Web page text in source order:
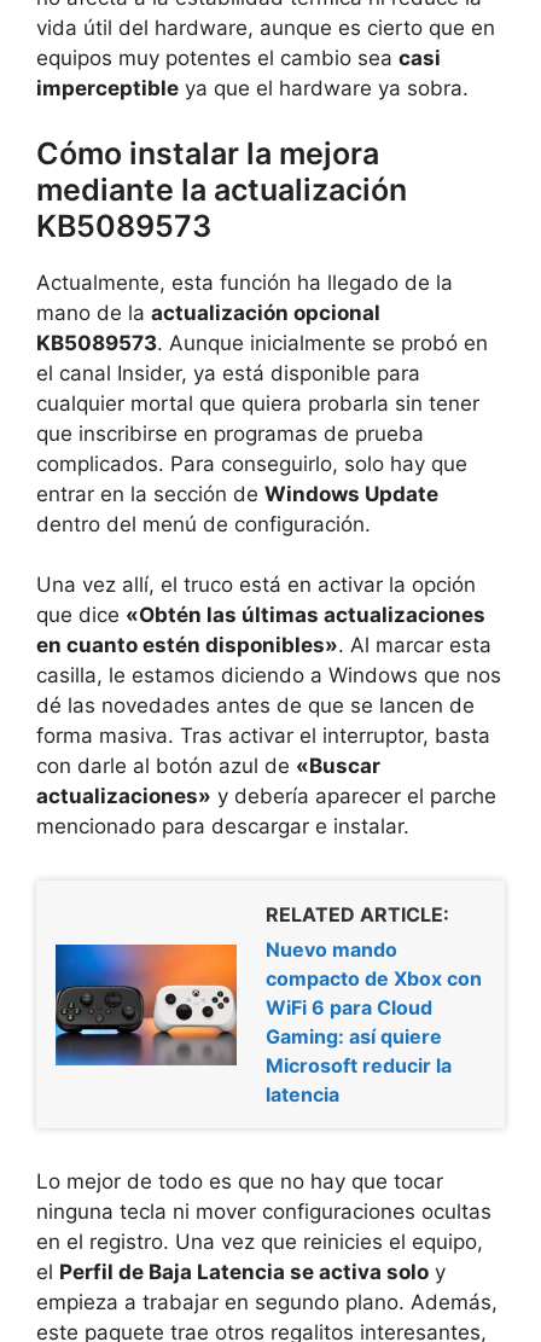
vida útil del hardware, aunque es cierto que en
equipos muy potentes el cambio sea casi
imperceptible ya que el hardware ya sobra.
Cómo instalar la mejora
mediante la actualización
KB5089573
Actualmente, esta función ha llegado de la
mano de la actualización opcional
KB5089573. Aunque inicialmente se probó en
el canal Insider, ya está disponible para
cualquier mortal que quiera probarla sin tener
que inscribirse en programas de prueba
complicados. Para conseguirlo, solo hay que
entrar en la sección de Windows Update
dentro del menú de configuración.
Una vez allí, el truco está en activar la opción
que dice «Obtén las últimas actualizaciones
en cuanto estén disponibles». Al marcar esta
casilla, le estamos diciendo a Windows que nos
dé las novedades antes de que se lancen de
forma masiva. Tras activar el interruptor, basta
con darle al botón azul de «Buscar
actualizaciones» y debería aparecer el parche
mencionado para descargar e instalar.
RELATED ARTICLE:
Nuevo mando
compacto de Xbox con
WiFi 6 para Cloud
Gaming: así quiere
Microsoft reducir la
latencia
Lo mejor de todo es que no hay que tocar
ninguna tecla ni mover configuraciones ocultas
en el registro. Una vez que reinicies el equipo,
el Perfil de Baja Latencia se activa solo y
empieza a trabajar en segundo plano. Además,
este paquete trae otros regalitos interesantes,